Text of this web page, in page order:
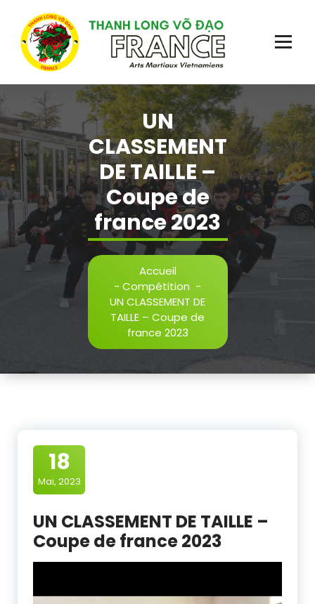
contenu
UN
CLASSEMENT
DE TAILLE –
Coupe de
france 2023
Accueil
- Compétition -
UN CLASSEMENT DE
TAILLE – Coupe de
france 2023
18
Mai, 2023
UN CLASSEMENT DE TAILLE –
Coupe de france 2023